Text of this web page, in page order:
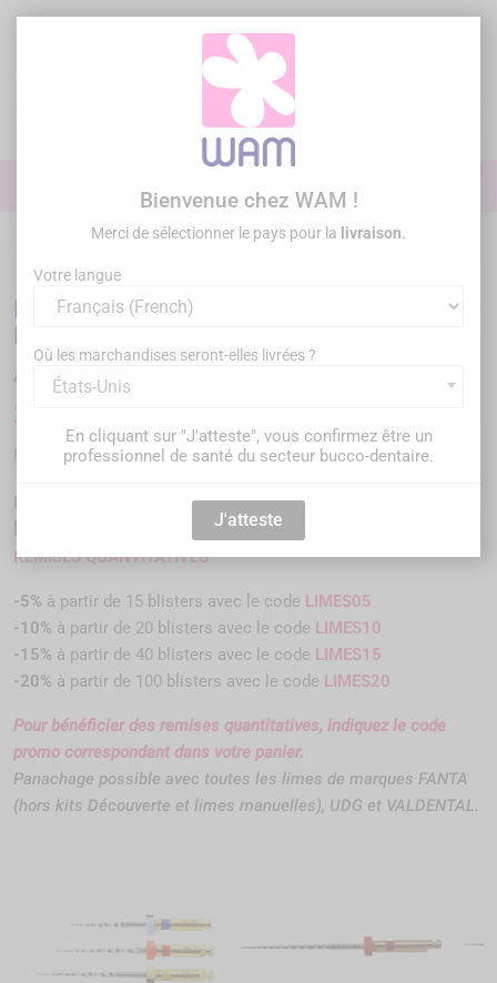
FANTA Limes Endo - Séquence Retraitement
FANTA Limes Endo - Séquence
Retraitement
22,50 €
Référence :AF091300000000
Une séquence redoutable d'efficacité
pour le retraitement !
REMISES QUANTITATIVES
-5% à partir de 15 blisters avec le code LIMES05
-10% à partir de 20 blisters avec le code LIMES10
-15% à partir de 40 blisters avec le code LIMES15
-20% à partir de 100 blisters avec le code LIMES20
Pour bénéficier des remises quantitatives, indiquez le code
promo correspondant dans votre panier.
Panachage possible avec toutes les limes de marques FANTA
(hors kits Découverte et limes manuelles), UDG et VALDENTAL.
Bienvenue chez WAM !
Merci de sélectionner le pays pour la livraison.
Votre langue
Où les marchandises seront-elles livrées ?
États-Unis
En cliquant sur "J'atteste", vous confirmez être un
professionnel de santé du secteur bucco-dentaire.
J'atteste